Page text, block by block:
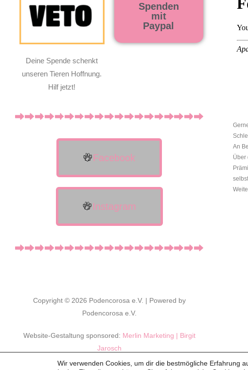
Deine Spende schenkt
unseren Tieren Hoffnung.
Hilf jetzt!
Spenden
mit
Paypal
Facebook
Instagram
Copyright © 2026 Podencorosa e.V. | Powered by
Podencorosa e.V.
Website-Gestaltung sponsored: Merlin Marketing | Birgit
Jarosch
An
Über
Wir verwenden Cookies, um dir die bestmögliche Erfahrung